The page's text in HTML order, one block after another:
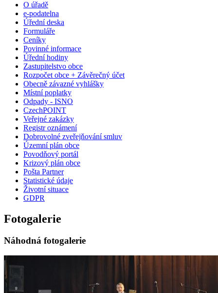
O úřadě
e-podatelna
Úřední deska
Formuláře
Ceníky
Povinné informace
Úřední hodiny
Zastupitelstvo obce
Rozpočet obce + Závěrečný účet
Obecně závazné vyhlášky
Místní poplatky
Odpady - ISNO
CzechPOINT
Veřejné zakázky
Registr oznámení
Dobrovolné zveřejňování smluv
Územní plán obce
Povodňový portál
Krizový plán obce
Pošta Partner
Statistické údaje
Životní situace
GDPR
Fotogalerie
Náhodná fotogalerie